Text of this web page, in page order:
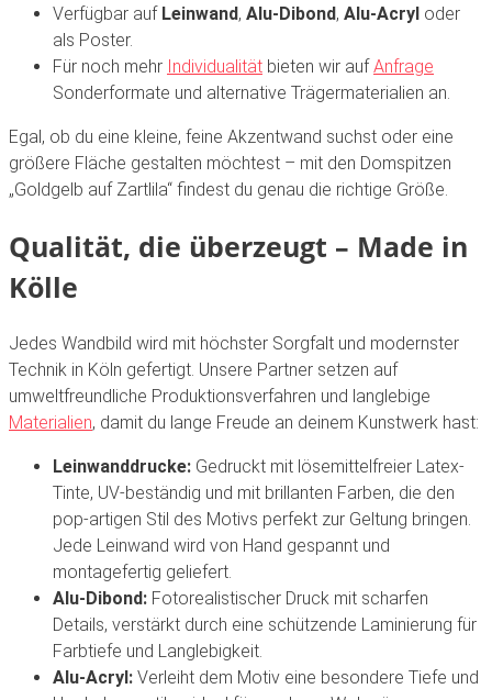
Verfügbar auf Leinwand, Alu-Dibond, Alu-Acryl oder
als Poster.
Für noch mehr Individualität bieten wir auf Anfrage
Sonderformate und alternative Trägermaterialien an.
Egal, ob du eine kleine, feine Akzentwand suchst oder eine
größere Fläche gestalten möchtest – mit den Domspitzen
„Goldgelb auf Zartlila“ findest du genau die richtige Größe.
Qualität, die überzeugt – Made in
Kölle
Jedes Wandbild wird mit höchster Sorgfalt und modernster
Technik in Köln gefertigt. Unsere Partner setzen auf
umweltfreundliche Produktionsverfahren und langlebige
Materialien, damit du lange Freude an deinem Kunstwerk hast:
Leinwanddrucke: Gedruckt mit lösemittelfreier Latex-
Tinte, UV-beständig und mit brillanten Farben, die den
pop-artigen Stil des Motivs perfekt zur Geltung bringen.
Jede Leinwand wird von Hand gespannt und
montagefertig geliefert.
Alu-Dibond: Fotorealistischer Druck mit scharfen
Details, verstärkt durch eine schützende Laminierung für
Farbtiefe und Langlebigkeit.
Alu-Acryl: Verleiht dem Motiv eine besondere Tiefe und